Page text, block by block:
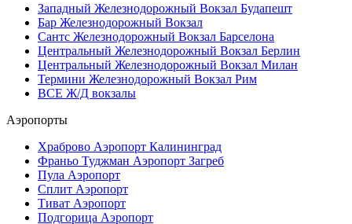
Западный Железнодорожный Вокзал Будапешт
Бар Железнодорожный Вокзал
Сантс Железнодорожный Вокзал Барселона
Центральный Железнодорожный Вокзал Берлин
Центральный Железнодорожный Вокзал Милан
Термини Железнодорожный Вокзал Рим
ВСЕ Ж/Д вокзалы
Аэропорты
Храброво Аэропорт Калининград
Франьо Туджман Аэропорт Загреб
Пула Аэропорт
Сплит Аэропорт
Тиват Аэропорт
Подгорица Аэропорт